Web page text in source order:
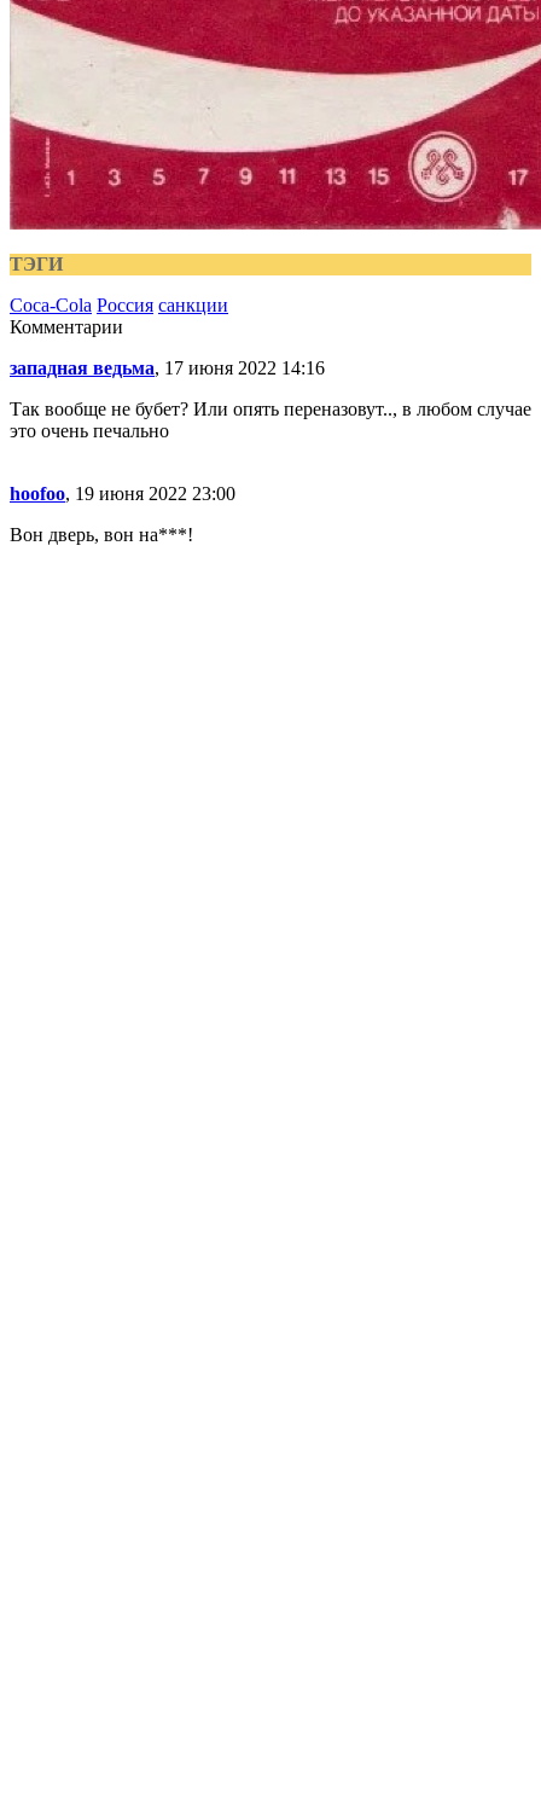
ТЭГИ
Coca-Cola Россия санкции
Комментарии
западная ведьма, 17 июня 2022 14:16
Так вообще не бубет? Или опять переназовут.., в любом случае
это очень печально
hoofoo, 19 июня 2022 23:00
Вон дверь, вон на***!